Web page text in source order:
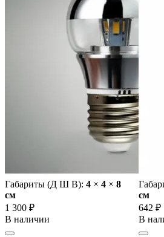
Габариты (Д Ш В): 4 × 4 × 8
cм
1 300 ₽
В наличии
cм
642 ₽
В